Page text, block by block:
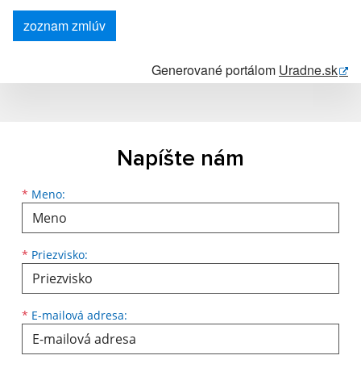
zoznam zmlúv
Generované portálom Uradne.sk
Napíšte nám
* Meno:
Meno
* Priezvisko:
Priezvisko
* E-mailová adresa:
E-mailová adresa